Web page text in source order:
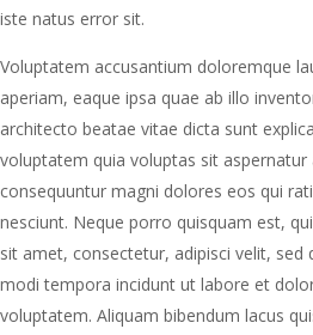
iste natus error sit.
Voluptatem accusantium doloremque
aperiam, eaque ipsa quae ab illo
architecto beatae vitae dicta sunt
voluptatem quia voluptas sit
consequuntur magni dolores eos qui
nesciunt. Neque porro quisquam est,
sit amet, consectetur, adipisci velit, sed
modi tempora incidunt ut labore et
voluptatem. Aliquam bibendum lacus